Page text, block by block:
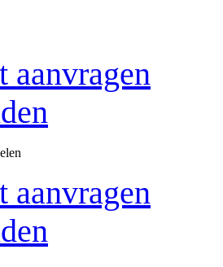
aanvragen
aanvragen